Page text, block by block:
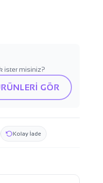
ister misiniz?
GÖR
Kolay İade